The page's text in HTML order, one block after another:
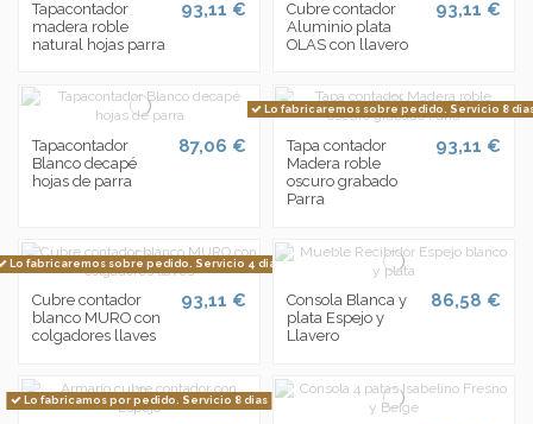
Tapacontador
madera roble
natural hojas parra
93,11 €
Cubre contador
Aluminio plata
OLAS con llavero
93,11 €
Tapacontador
Blanco decapé
hojas de parra
87,06 €
Lo fabricaremos sobre pedido. Servicio 8
Tapa contador
Madera roble
oscuro grabado
Parra
93,11 €
Lo fabricaremos sobre pedido. Servicio 4 dias
Cubre contador
blanco MURO con
colgadores llaves
93,11 €
Consola Blanca y
plata Espejo y
Llavero
86,58 €
Lo fabricamos por pedido. Servicio 8 dias